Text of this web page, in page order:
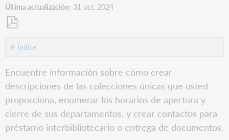
Última actualización 31 oct. 2024
comoÍndice
Colecciones
Contactos
Encuentre información sobre cómo crear
descripciones de las colecciones únicas que usted
proporciona, enumerar los horarios de apertura y
cierre de sus departamentos, y crear contactos para
préstamo interbibliotecario o entrega de documentos.